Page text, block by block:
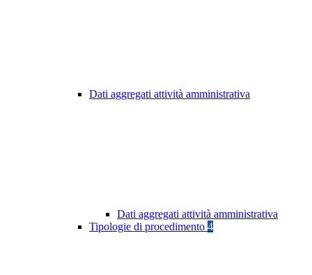
Dati aggregati attività amministrativa
Dati aggregati attività amministrativa
Tipologie di procedimento 4